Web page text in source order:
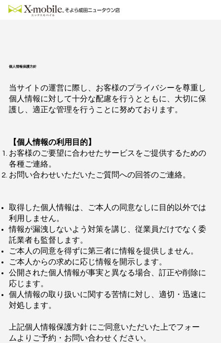
個人情報保護方針
当サイトの運営に際し、お客様のプライバシーを尊重し
個人情報に対して十分な配慮を行うとともに、大切に保
護し、適正な管理を行うことに努めております。
【個人情報の利用目的】
お客様のご要望に合わせたサービスをご提供するための
各種ご連絡。
お問い合わせいただいたご質問への回答のご連絡。
取得した個人情報は、ご本人の同意なしに目的以外では
利用しません。
情報が漏洩しないよう対策を講じ、従業員だけでなく委
託業者も監督します。
ご本人の同意を得ずに第三者に情報を提供しません。
ご本人からの求めに応じ情報を開示します。
公開された個人情報が事実と異なる場合、訂正や削除に
応じます。
個人情報の取り扱いに関する苦情に対し、適切・迅速に
対処します。
上記個人情報保護方針 にご同意いただいた上でフォー
ムよりご予約・お問い合わせください。